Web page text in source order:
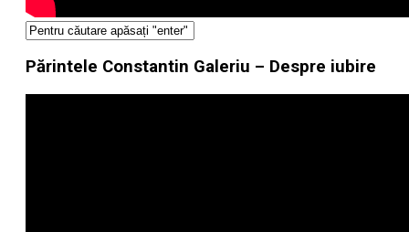
Părintele Constantin Galeriu – Despre iubire